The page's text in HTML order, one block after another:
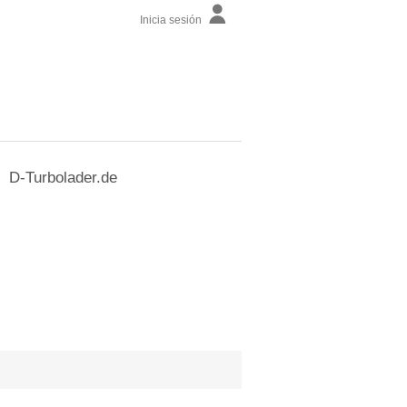
Inicia sesión
D-Turbolader.de